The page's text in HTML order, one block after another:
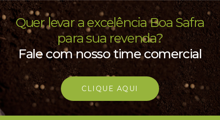
Quer levar a excelência Boa Safra
para sua revenda?
Fale com nosso time comercial
CLIQUE AQUI